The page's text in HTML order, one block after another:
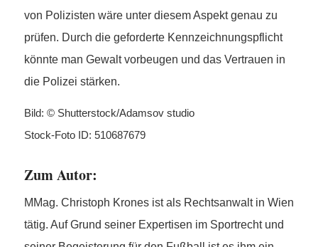
von Polizisten wäre unter diesem Aspekt genau zu
prüfen. Durch die geforderte Kennzeichnungspflicht
könnte man Gewalt vorbeugen und das Vertrauen in
die Polizei stärken.
Bild: © Shutterstock/Adamsov studio
Stock-Foto ID: 510687679
Zum Autor:
MMag. Christoph Krones ist als Rechtsanwalt in Wien
tätig. Auf Grund seiner Expertisen im Sportrecht und